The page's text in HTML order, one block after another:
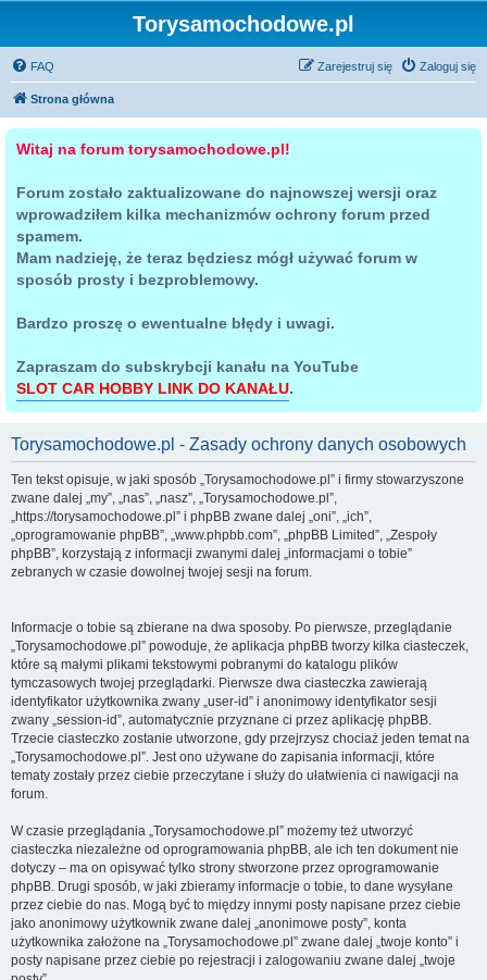
Torysamochodowe.pl
FAQ Zaloguj się
Zarejestruj się
Strona główna
Witaj na forum torysamochodowe.pl!
Forum zostało zaktualizowane do najnowszej wersji oraz
wprowadziłem kilka mechanizmów ochrony forum przed
spamem.
Mam nadzieję, że teraz będziesz mógł używać forum w
sposób prosty i bezproblemowy.
Bardzo proszę o ewentualne błędy i uwagi.
Zapraszam do subskrybcji kanału na YouTube
SLOT CAR HOBBY LINK DO KANAŁU.
Torysamochodowe.pl - Zasady ochrony danych osobowych
Ten tekst opisuje, w jaki sposób „Torysamochodowe.pl” i firmy stowarzyszone
zwane dalej „my”, „nas”, „nasz”, „Torysamochodowe.pl”,
„https://torysamochodowe.pl” i phpBB zwane dalej „oni”, „ich”,
„oprogramowanie phpBB”, „www.phpbb.com”, „phpBB Limited”, „Zespoły
phpBB”, korzystają z informacji zwanymi dalej „informacjami o tobie”
zebranych w czasie dowolnej twojej sesji na forum.
Informacje o tobie są zbierane na dwa sposoby. Po pierwsze, przeglądanie
„Torysamochodowe.pl” powoduje, że aplikacja phpBB tworzy kilka ciasteczek,
które są małymi plikami tekstowymi pobranymi do katalogu plików
tymczasowych twojej przeglądarki. Pierwsze dwa ciasteczka zawierają
identyfikator użytkownika zwany „user-id” i anonimowy identyfikator sesji
zwany „session-id”, automatycznie przyznane ci przez aplikację phpBB.
Trzecie ciasteczko zostanie utworzone, gdy przejrzysz chociaż jeden temat na
„Torysamochodowe.pl”. Jest ono używane do zapisania informacji, które
tematy zostały przez ciebie przeczytane i służy do ułatwienia ci nawigacji na
forum.
W czasie przeglądania „Torysamochodowe.pl” możemy też utworzyć
ciasteczka niezależne od oprogramowania phpBB, ale ich ten dokument nie
dotyczy – ma on opisywać tylko strony stworzone przez oprogramowanie
phpBB. Drugi sposób, w jaki zbieramy informacje o tobie, to dane wysyłane
przez ciebie do nas. Mogą być to między innymi posty napisane przez ciebie
jako anonimowy użytkownik zwane dalej „anonimowe posty”, konta
użytkownika założone na „Torysamochodowe.pl” zwane dalej „twoje konto” i
posty napisane przez ciebie po rejestracji i zalogowaniu zwane dalej „twoje